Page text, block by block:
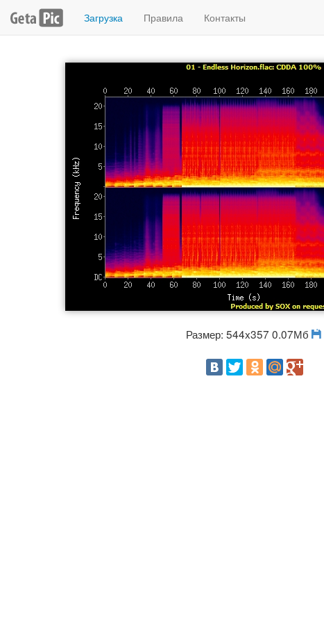
Загрузка Правила Контакты
Размер: 544x357 0.07Мб